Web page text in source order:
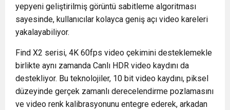
yepyeni geliştirilmiş görüntü sabitleme algoritması
sayesinde, kullanıcılar kolayca geniş açı video kareleri
yakalayabiliyor.
Find X2 serisi, 4K 60fps video çekimini desteklemekle
birlikte aynı zamanda Canlı HDR video kaydını da
destekliyor. Bu teknolojiler, 10 bit video kaydını, piksel
düzeyinde gerçek zamanlı derecelendirme pozlamasını
ve video renk kalibrasyonunu entegre ederek, arkadan